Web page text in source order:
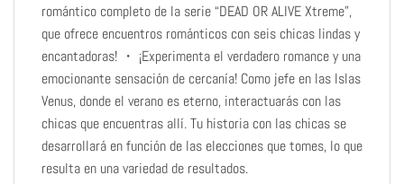
romántico completo de la serie “DEAD OR ALIVE Xtreme”,
que ofrece encuentros románticos con seis chicas lindas y
encantadoras! ・ ¡Experimenta el verdadero romance y una
emocionante sensación de cercanía! Como jefe en las Islas
Venus, donde el verano es eterno, interactuarás con las
chicas que encuentras allí. Tu historia con las chicas se
desarrollará en función de las elecciones que tomes, lo que
resulta en una variedad de resultados.